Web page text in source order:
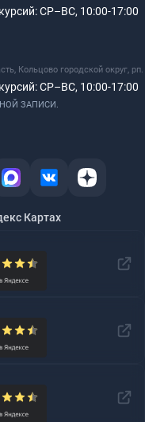
СР–ВС, 10:00-17:00
Кольцово городской округ,
СР–ВС, 10:00-17:00
ЗАПИСИ.
Картах